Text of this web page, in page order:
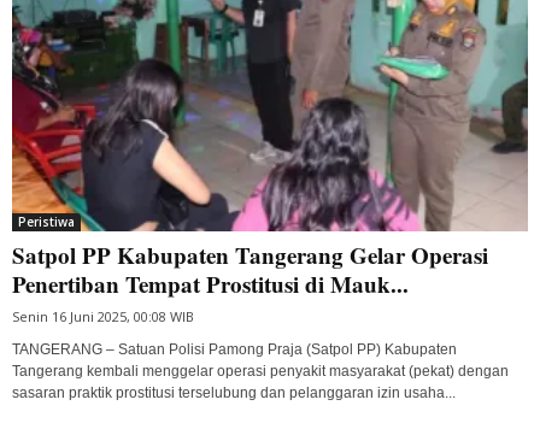
Peristiwa
Satpol PP Kabupaten Tangerang Gelar Operasi
Penertiban Tempat Prostitusi di Mauk...
Senin 16 Juni 2025, 00:08 WIB
TANGERANG – Satuan Polisi Pamong Praja (Satpol PP) Kabupaten
Tangerang kembali menggelar operasi penyakit masyarakat (pekat) dengan
sasaran praktik prostitusi terselubung dan pelanggaran izin usaha...